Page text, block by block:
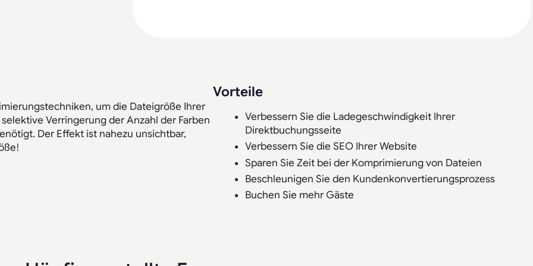
um die Dateigröße Ihrer
Verringerung der Anzahl der Farben
Der Effekt ist nahezu unsichtbar,
Vorteile
Verbessern Sie die Ladegeschwindigkeit Ihrer
Direktbuchungsseite
Verbessern Sie die SEO Ihrer Website
Sparen Sie Zeit bei der Komprimierung von Dateien
Beschleunigen Sie den Kundenkonvertierungsprozess
Buchen Sie mehr Gäste